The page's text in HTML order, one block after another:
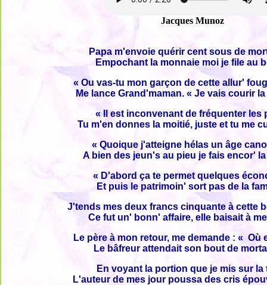
Jacques Munoz
Papa m'envoie quérir cent sous de
Empochant la monnaie moi je file au
« Ou vas-tu mon garçon de cette allur'
Me lance Grand'maman. « Je vais courir
« Il est inconvenant de fréquenter les
Tu m'en donnes la moitié, juste et tu me
« Quoique j'atteigne hélas un âge
A bien des jeun's au pieu je fais encor'
« D'abord ça te permet quelques
Et puis le patrimoin' sort pas de la
J'tends mes deux francs cinquante à cette
Ce fut un' bonn' affaire, elle baisait à
Le père à mon retour, me demande : « Où
Le bâfreur attendait son bout de
En voyant la portion que je mis sur la
L'auteur de mes jour poussa des cris